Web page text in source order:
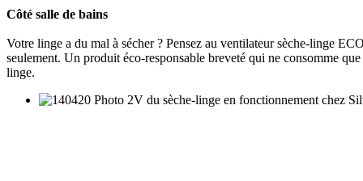
Côté salle de bains
Votre linge a du mal à sécher ? Pensez au ventilateur sèche-linge
seulement. Un produit éco-responsable breveté qui ne consomme
linge.